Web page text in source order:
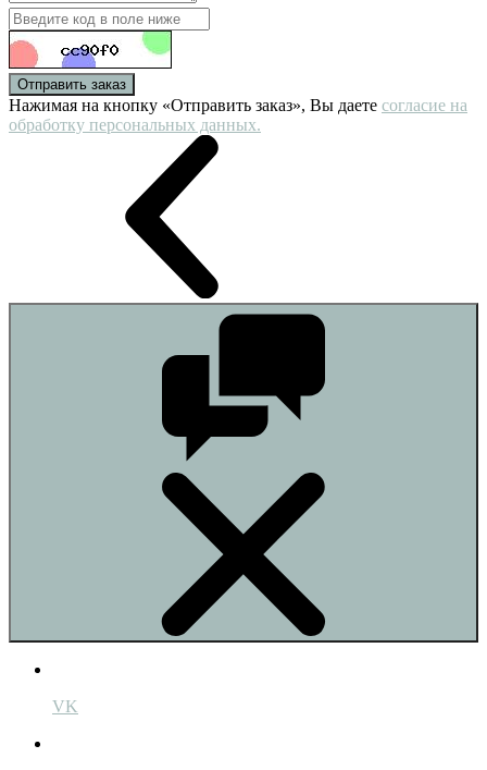
Отправить заказ
Нажимая на кнопку «Отправить заказ», Вы даете согласие на
обработку персональных данных.
VK